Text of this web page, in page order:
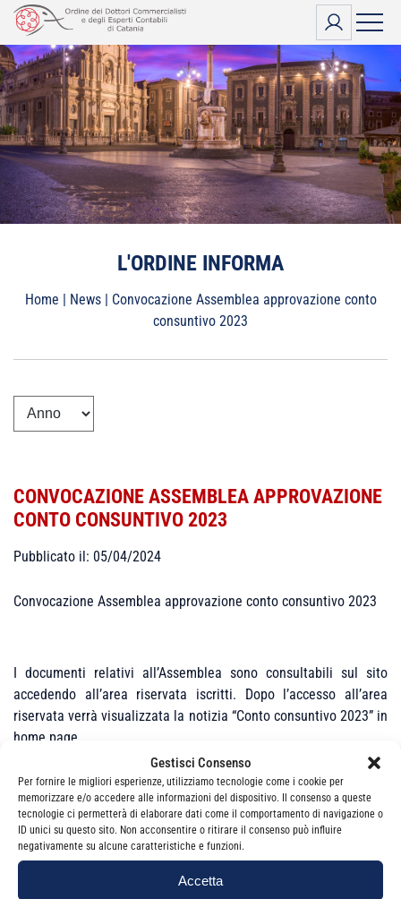
Gestisci Consenso
Per fornire le migliori esperienze, utilizziamo tecnologie come i cookie per
memorizzare e/o accedere alle informazioni del dispositivo. Il consenso a queste
tecnologie ci permetterà di elaborare dati come il comportamento di navigazione o
ID unici su questo sito. Non acconsentire o ritirare il consenso può influire
negativamente su alcune caratteristiche e funzioni.
Accetta
Vai
contenuto
L'ORDINE INFORMA
Home | News| Convocazione Assemblea approvazione conto
consuntivo 2023
CONVOCAZIONE ASSEMBLEA APPROVAZIONE
CONTO CONSUNTIVO 2023
Pubblicato il: 05/04/2024
Convocazione Assemblea approvazione conto consuntivo 2023
I documenti relativi all’Assemblea sono consultabili sul sito
accedendo all’area riservata iscritti. Dopo l’accesso all’area
riservata verrà visualizzata la notizia “Conto consuntivo 2023” in
home page.